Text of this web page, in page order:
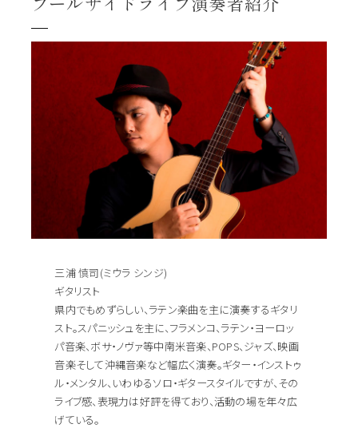
三浦 慎司(ミウラ シンジ)
ギタリスト
県内でもめずらしい、ラテン楽曲を主に演奏するギタリ
スト。スパニッシュを主に、フラメンコ、ラテン・ヨーロッ
パ音楽、ボサ・ノヴァ等中南米音楽、POPS、ジャズ、映画
音楽そして沖縄音楽など幅広く演奏。ギター・インストゥ
ル・メンタル、いわゆるソロ・ギタースタイルですが、その
ライブ感、表現力は好評を得ており、活動の場を年々広
げている。